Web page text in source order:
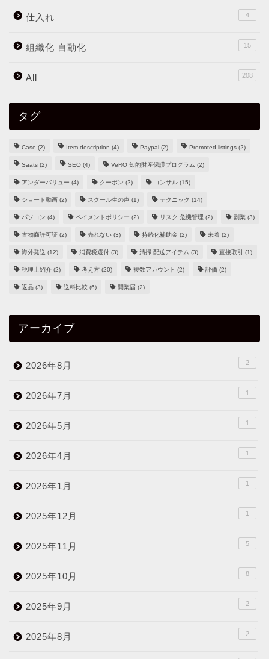
仕入れ 4
組織化 自動化 15
All 208
タグ
Case (2) Item description (4) Paypal (2) Promoted listings (2)
Saats (2) SEO (4) VeRO 知的財産保護プログラム (2)
アンダーバリュー (4) クーポン (2) コンサル (15)
ショート動画 (2) スクール生の声 (1) テクニック (14)
パソコン (4) ペイメントポリシー (2) リスク 危機管理 (2) 副業 (3)
古物商許可証 (2) 売れない (3) 持続化補助金 (2) 未着 (2)
海外発送 (12) 消費税還付 (3) 清掃 配送アイテム (3) 直接取引 (1)
税理士紹介 (2) 考え方 (20) 複数アカウント (2) 評価 (2)
返品 (3) 送料比較 (6) 開業届 (2)
アーカイブ
2026年8月 2
2026年7月 1
2026年5月 1
2026年4月 1
2026年1月 1
2025年12月 1
2025年11月 5
2025年10月 8
2025年9月 2
2025年8月 2